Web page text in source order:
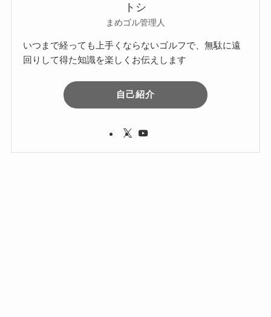
トシ
まめゴル管理人
いつまで経っても上手くならないゴルフで、無駄に遠
回りして得た知識を楽しくお伝えします
自己紹介